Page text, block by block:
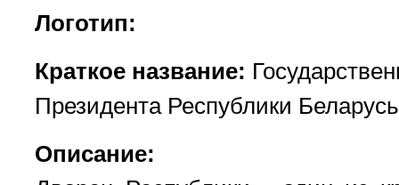
Логотип:
Краткое название:
Президента Республики Беларусь
Описание: